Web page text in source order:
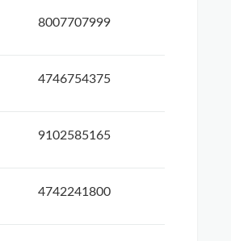
8007707999
4746754375
9102585165
4742241800